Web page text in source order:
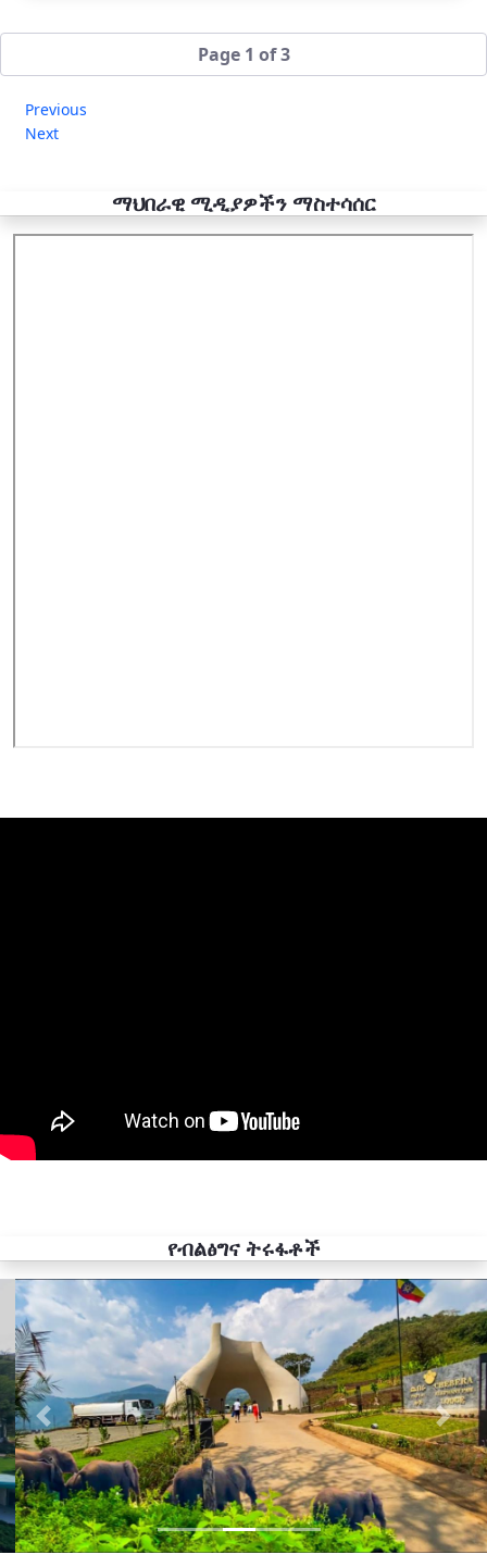
Page 1 of 3
Previous
Next
ማህበራዊ ሚዲያዎችን ማስተሳሰር
የብልፅግና ትሩፋቶች
Previous Next